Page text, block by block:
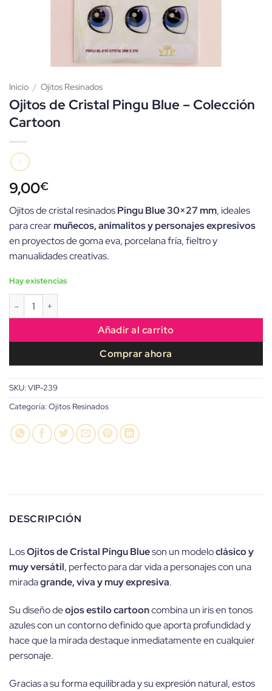
Inicio / Ojitos Resinados
Ojitos de Cristal Pingu Blue – Colección
Cartoon
9,00€
Ojitos de cristal resinadosPingu Blue 30×27 mm, ideales
para crearmuñecos, animalitos y personajes expresivos
en proyectos de goma eva, porcelana fría, fieltro y
manualidades creativas.
Hay existencias
Ojitos de Cristal Pingu Blue - Colección Cartoon cantidad
Añadir al carrito
Comprar ahora
SKU:VIP-239
Categoría:Ojitos Resinados
DESCRIPCIÓN
LosOjitos de Cristal Pingu Blueson un modeloclásico y
muy versátil, perfecto para dar vida a personajes con una
miradagrande, viva y muy expresiva.
Su diseño deojos estilo cartooncombina un iris en tonos
azules con un contorno definido que aporta profundidad y
hace que la mirada destaque inmediatamente en cualquier
personaje.
Gracias a su forma equilibrada y su expresión natural, estos